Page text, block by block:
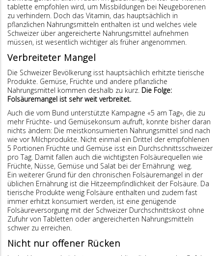
tablette empfohlen wird, um Missbildungen bei Neugeborenen
zu verhindern. Doch das Vitamin, das hauptsächlich in
pflanzlichen Nahrungsmitteln enthalten ist und welches viele
Schweizer über angereicherte Nahrungsmittel aufnehmen
müssen, ist wesentlich wichtiger als früher angenommen.
Verbreiteter Mangel
Die Schweizer Bevölkerung isst hauptsächlich erhitzte tierische
Produkte. Gemüse, Früchte und andere pflanzliche
Nahrungsmittel kommen deshalb zu kurz. Die Folge:
Folsäuremangel ist sehr weit verbreitet.
Auch die vom Bund unterstützte Kampagne «5 am Tag», die zu
mehr Früchte- und Gemüsekonsum aufruft, konnte bisher daran
nichts ändern: Die meistkonsumierten Nahrungsmittel sind nach
wie vor Milchprodukte. Nicht einmal ein Drittel der empfohlenen
5 Portionen Früchte und Gemüse isst ein Durchschnittsschweizer
pro Tag. Damit fallen auch die wichtigsten Folsäurequellen wie
Früchte, Nüsse, Gemüse und Salat bei der Ernährung weg.
Ein weiterer Grund für den chronischen Folsäuremangel in der
üblichen Ernährung ist die Hitzeempfindlichkeit der Folsäure. Da
tierische Produkte wenig Folsäure enthalten und zudem fast
immer erhitzt konsumiert werden, ist eine genügende
Folsäureversorgung mit der Schweizer Durchschnittskost ohne
Zufuhr von Tabletten oder angereicherten Nahrungsmitteln
schwer zu erreichen.
Nicht nur offener Rücken